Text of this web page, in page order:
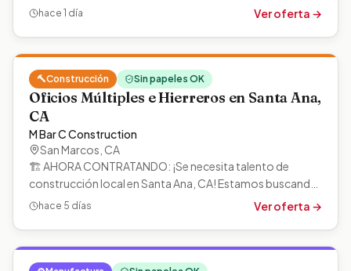
diferencia brindando atención compasiva…
hace 1 día Ver oferta →
🔨Construcción Sin papeles OK
Oficios Múltiples e Hierreros en Santa Ana,
CA
M Bar C Construction
San Marcos CA
🏗️ AHORA CONTRATANDO: ¡Se necesita talento de
construcción local en Santa Ana, CA! Estamos buscando
activamente trabajadores locales…
hace 5 días Ver oferta →